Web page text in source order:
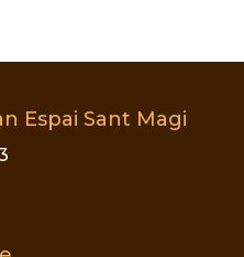
Espai Sant Magi